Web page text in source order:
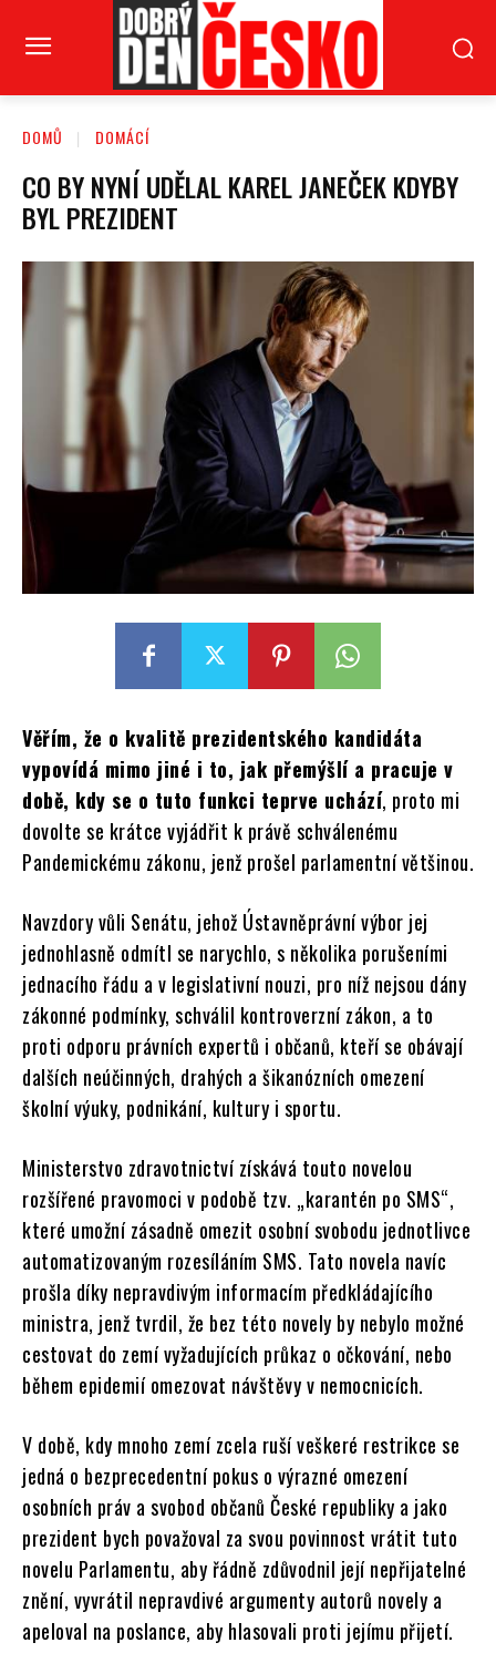
DOMŮ DOMÁCÍ
CO BY NYNÍ UDĚLAL KAREL JANEČEK KDYBY
BYL PREZIDENT
Věřím, že o kvalitě prezidentského kandidáta
vypovídá mimo jiné i to, jak přemýšlí a pracuje v
době, kdy se o tuto funkci teprve uchází, proto mi
dovolte se krátce vyjádřit k právě schválenému
Pandemickému zákonu, jenž prošel parlamentní většinou.
Navzdory vůli Senátu, jehož Ústavněprávní výbor jej
jednohlasně odmítl se narychlo, s několika porušeními
jednacího řádu a v legislativní nouzi, pro níž nejsou dány
zákonné podmínky, schválil kontroverzní zákon, a to
proti odporu právních expertů i občanů, kteří se obávají
dalších neúčinných, drahých a šikanózních omezení
školní výuky, podnikání, kultury i sportu.
Ministerstvo zdravotnictví získává touto novelou
rozšířené pravomoci v podobě tzv. „karantén po SMS“,
které umožní zásadně omezit osobní svobodu jednotlivce
automatizovaným rozesíláním SMS. Tato novela navíc
prošla díky nepravdivým informacím předkládajícího
ministra, jenž tvrdil, že bez této novely by nebylo možné
cestovat do zemí vyžadujících průkaz o očkování, nebo
během epidemií omezovat návštěvy v nemocnicích.
V době, kdy mnoho zemí zcela ruší veškeré restrikce se
jedná o bezprecedentní pokus o výrazné omezení
osobních práv a svobod občanů České republiky a jako
prezident bych považoval za svou povinnost vrátit tuto
novelu Parlamentu, aby řádně zdůvodnil její nepřijatelné
znění, vyvrátil nepravdivé argumenty autorů novely a
apeloval na poslance, aby hlasovali proti jejímu přijetí.